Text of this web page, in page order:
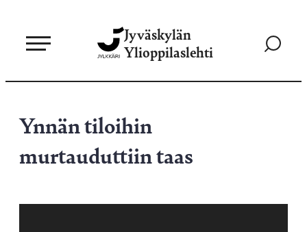
sisältöön
Jyväskylän
Ylioppilaslehti
Siirry
Ynnän tiloihin
murtauduttiin taas